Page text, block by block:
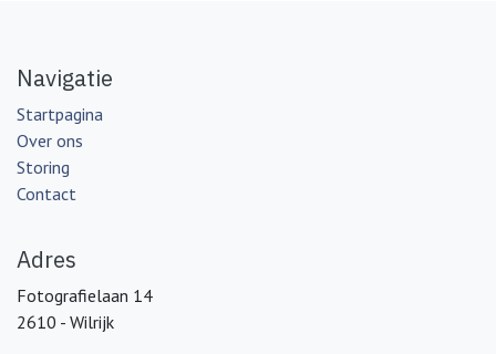
Navigatie
Startpagina
Over ons
Storing
Contact
Adres
Fotografielaan 14
2610 - Wilrijk